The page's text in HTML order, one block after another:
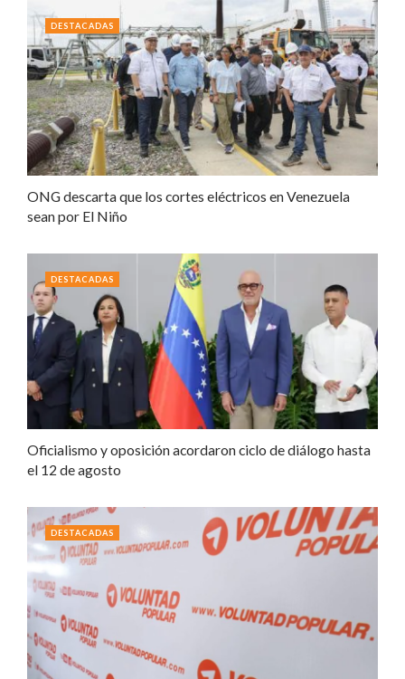
ONG descarta que los cortes eléctricos en Venezuela
sean por El Niño
DESTACADAS
Oficialismo y oposición acordaron ciclo de diálogo hasta
el 12 de agosto
DESTACADAS
DESTACADAS